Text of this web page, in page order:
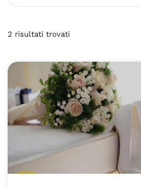
2 risultati trovati